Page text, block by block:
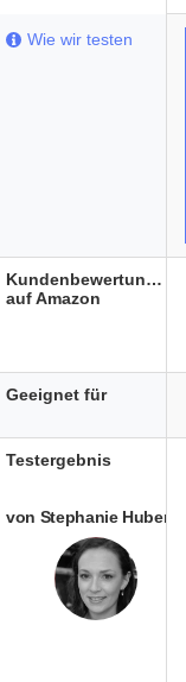
Wie wir testen
Kundenbewertungen
auf Amazon
Geeignet für
Testergebnis
von Stephanie Huber